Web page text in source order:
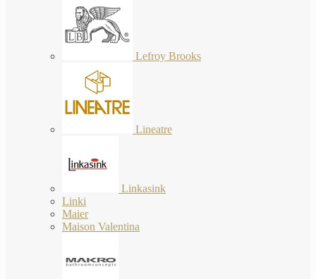
Lefroy Brooks
Lineatre
Linkasink
Linki
Maier
Maison Valentina